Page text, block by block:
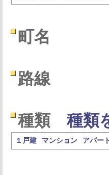
町名
路線
種類 種類
１戸建 マンション アパート